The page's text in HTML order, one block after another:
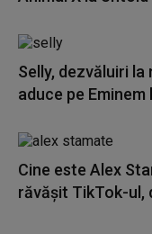
Selly, dezvăluiri la
aduce pe Eminem
Cine este Alex
răvășit TikTok-ul,